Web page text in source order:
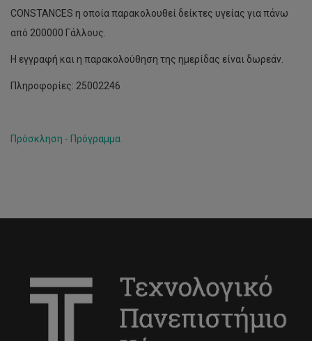
CONSTANCES η οποία παρακολουθεί δείκτες υγείας για πάνω
από 200000 Γάλλους.
Η εγγραφή και η παρακολούθηση της ημερίδας είναι δωρεάν.
Πληροφορίες: 25002246
Πρόσκληση - Πρόγραμμα